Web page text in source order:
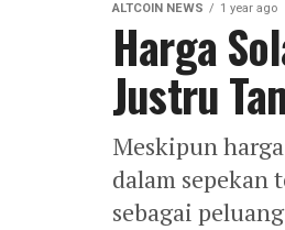
ALTCOIN NEWS 1 year ago
Harga
Justru
Meskipun
dalam sepekan
sebagai